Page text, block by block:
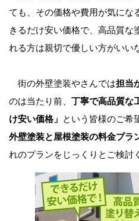
ても、その価格や費用が気にな
きるだけ安い価格で、高品質な
れる方は親切で優しい方がいい
街の外壁塗装やさんでは担当
のは当たり前、 丁寧で高品質な
け安い価格」 という皆様のご希
外壁塗装と屋根塗装の料金プラ
れのプランをじっくりとご検討